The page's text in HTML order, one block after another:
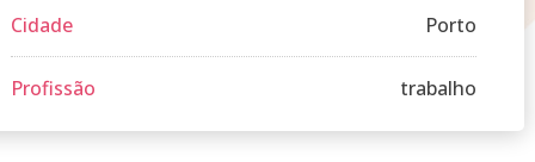
Cidade Porto
Profissão trabalho